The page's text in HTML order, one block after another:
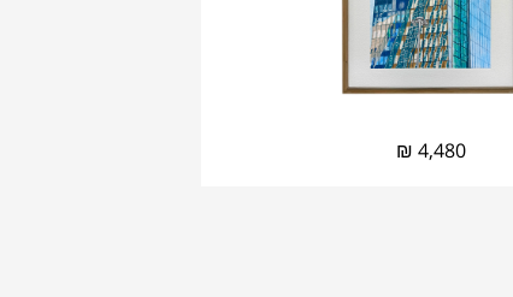
₪ 4,480